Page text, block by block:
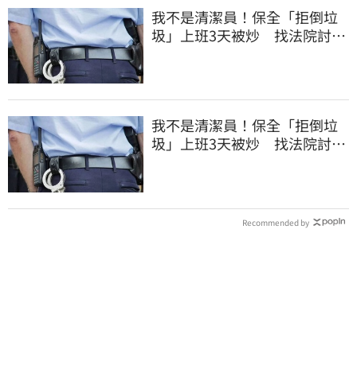
我不是清潔員！保全「拒倒垃
圾」上班3天被炒 找法院討公
我不是清潔員！保全「拒倒垃
圾」上班3天被炒 找法院討公
Recommended by